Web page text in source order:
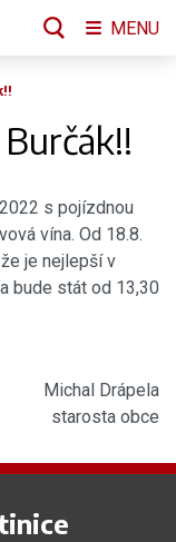
s pojízdnou
vína. Od 18.8.
je nejlepší v
bude stát od 13,30
Michal Drápela
starosta obce
MENU